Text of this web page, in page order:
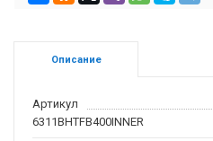
Описание
Артикул
6311BHTFB400INNER